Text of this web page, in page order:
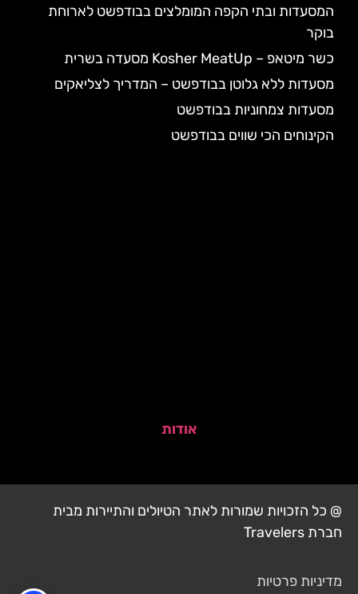
המסעדות ובתי הקפה המומלצים בבודפשט לארוחת
בוקר
כשר מיטאפ – Kosher MeatUp מסעדה בשרית
מסעדות ללא גלוטן בבודפשט – המדריך לצליאקים
מסעדות צמחוניות בבודפשט
הקינוחים הכי שווים בבודפשט
אודות
@ כל הזכויות שמורות לאתר הטיולים והתיירות מבית
חברת Travelers
מדיניות פרטיות